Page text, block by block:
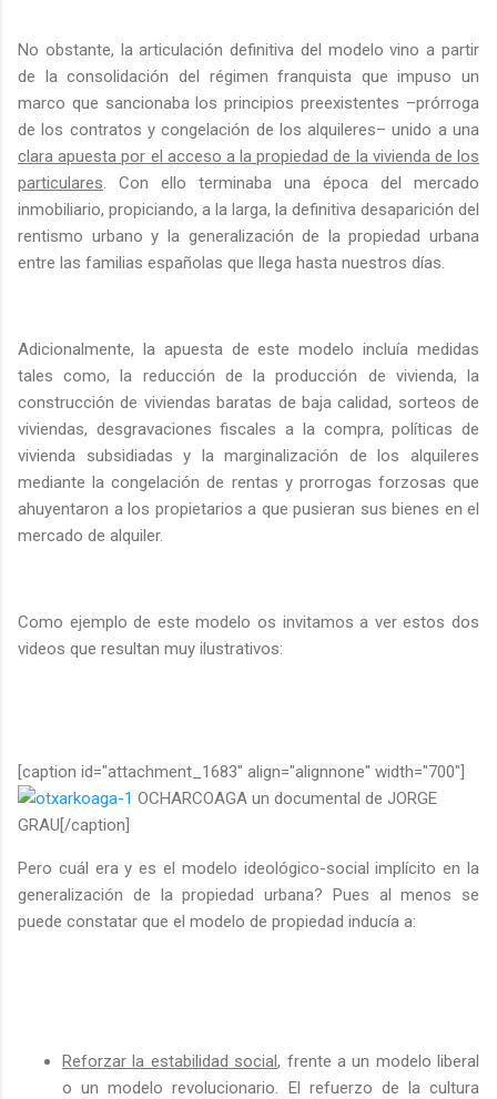
No obstante, la articulación definitiva del modelo vino a partir
de la consolidación del régimen franquista que impuso un
marco que sancionaba los principios preexistentes –prórroga
de los contratos y congelación de los alquileres– unido a una
clara apuesta por el acceso a la propiedad de la vivienda de los
particulares
Con ello terminaba una época del mercado
inmobiliario, propiciando, a la larga, la definitiva desaparición del
rentismo urbano y la generalización de la propiedad urbana
entre las familias españolas que llega hasta nuestros días.
Adicionalmente, la apuesta de este modelo incluía medidas
tales como, la reducción de la producción de vivienda, la
construcción de viviendas baratas de baja calidad, sorteos de
viviendas, desgravaciones fiscales a la compra, políticas de
vivienda subsidiadas y la marginalización de los alquileres
mediante la congelación de rentas y prorrogas forzosas que
ahuyentaron a los propietarios a que pusieran sus bienes en el
mercado de alquiler.
Como ejemplo de este modelo os invitamos a ver estos dos
videos que resultan muy ilustrativos:
[caption id="attachment_1683" align="alignnone" width="700"]
OCHARCOAGA un documental de JORGE
GRAU[/caption]
Pero cuál era y es el modelo ideológico-social implícito en la
generalización de la propiedad urbana? Pues al menos se
puede constatar que el modelo de propiedad inducía a:
Reforzar la estabilidad social, frente a un modelo liberal
o un modelo revolucionario. El refuerzo de la cultura